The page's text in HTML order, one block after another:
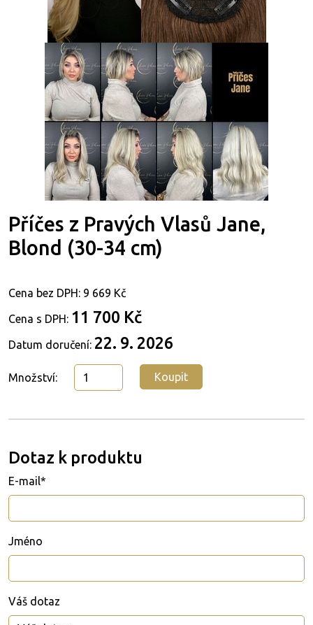
Příčes z Pravých Vlasů Jane,
Blond (30-34 cm)
Cena bez DPH: 9 669 Kč
Cena s DPH: 11 700 Kč
Datum doručení: 22. 9. 2026
Množství: Koupit
Dotaz k produktu
E-mail*
Jméno
Váš dotaz